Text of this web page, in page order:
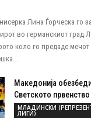
Лина Ѓорческа го
во германскиот град
коло го предаде
Македонија
Светското
МЛАДИНСКИ
ЛИГИ)